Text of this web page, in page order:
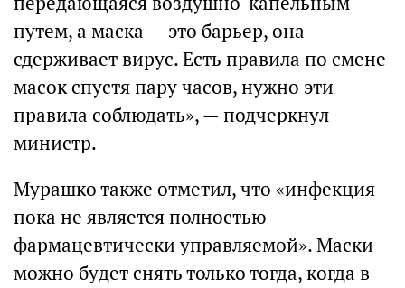
путем, а маска — это барьер, она
сдерживает вирус. Есть правила по смене
масок спустя пару часов, нужно эти
правила соблюдать», — подчеркнул
министр.
Мурашко также отметил, что «инфекция
пока не является полностью
фармацевтически управляемой». Маски
можно будет снять только тогда, когда в